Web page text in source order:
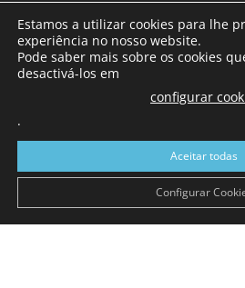
SOBRE
Com sede nas Caldas da Rainha
a sul de distrito de Leiria, com
toda a região Oeste. Jornal com
Continental e
Estamos a utilizar cookies para lhe
experiência no nosso website.
Pode saber mais sobre os cookies
desactivá-los em
configurar
.
Aceitar todas
Configurar